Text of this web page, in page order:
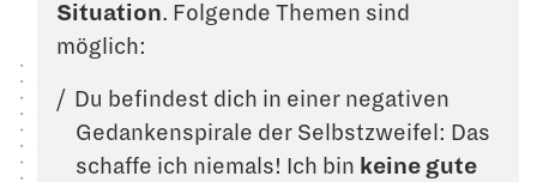
Situation. Folgende Themen sind
möglich:
Du befindest dich in einer negativen
Gedankenspirale der Selbstzweifel: Das
schaffe ich niemals! Ich bin keine gute